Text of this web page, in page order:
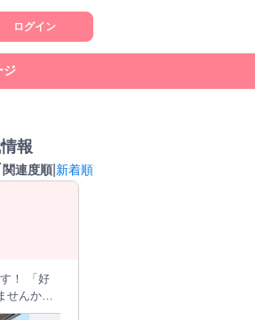
ログイン
ジ
報
関連度順 新着順
たりとし